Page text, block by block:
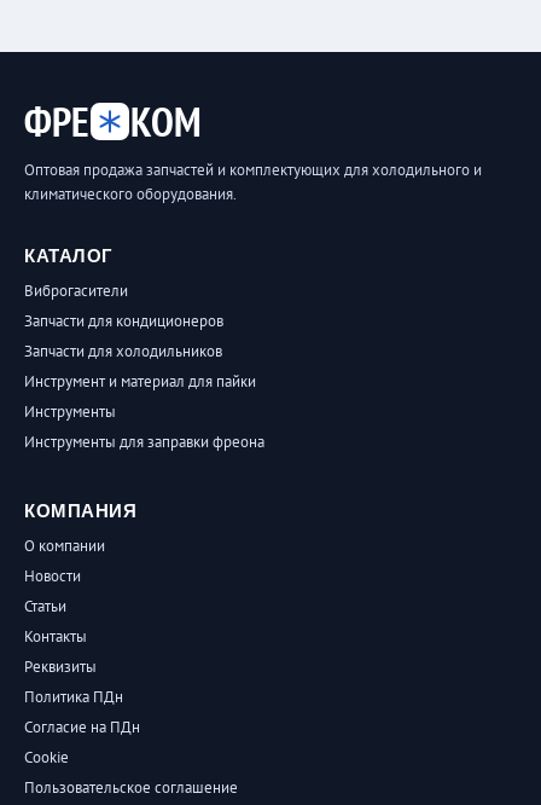
ФРЕ КОМ
Оптовая продажа запчастей и комплектующих для холодильного и
климатического оборудования.
КАТАЛОГ
Виброгасители
Запчасти для кондиционеров
Запчасти для холодильников
Инструмент и материал для пайки
Инструменты
Инструменты для заправки фреона
КОМПАНИЯ
О компании
Новости
Статьи
Контакты
Реквизиты
Политика ПДн
Согласие на ПДн
Cookie
Пользовательское соглашение